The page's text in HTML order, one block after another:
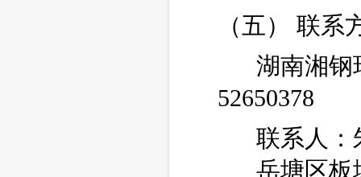
（五） 联系
湖南湘钢
52650378
联系人：
岳塘区板